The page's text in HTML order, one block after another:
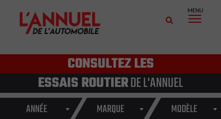
MENU
CONSULTEZ LES
ESSAIS ROUTIERDE L'ANNUEL
ANNÉE MARQUE MODÈLE